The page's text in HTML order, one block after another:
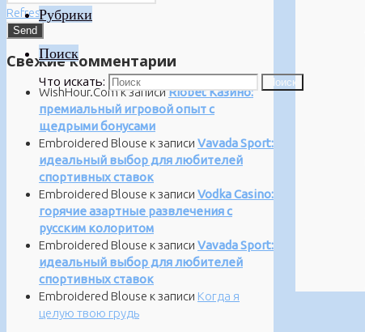
Рубрики
Поиск
Что искать: Поиск
Refresh
Свежие комментарии
WishHour.Comк записиRiobet Казино:
премиальный игровой опыт с
щедрыми бонусами
Embroidered Blouse к записи Vavada Sport:
идеальный выбор для любителей
спортивных ставок
Embroidered Blouse к записи Vodka Casino:
горячие азартные развлечения с
русским колоритом
Embroidered Blouse к записи Vavada Sport:
идеальный выбор для любителей
спортивных ставок
Embroidered Blouse к записи Когда я
целую твою грудь